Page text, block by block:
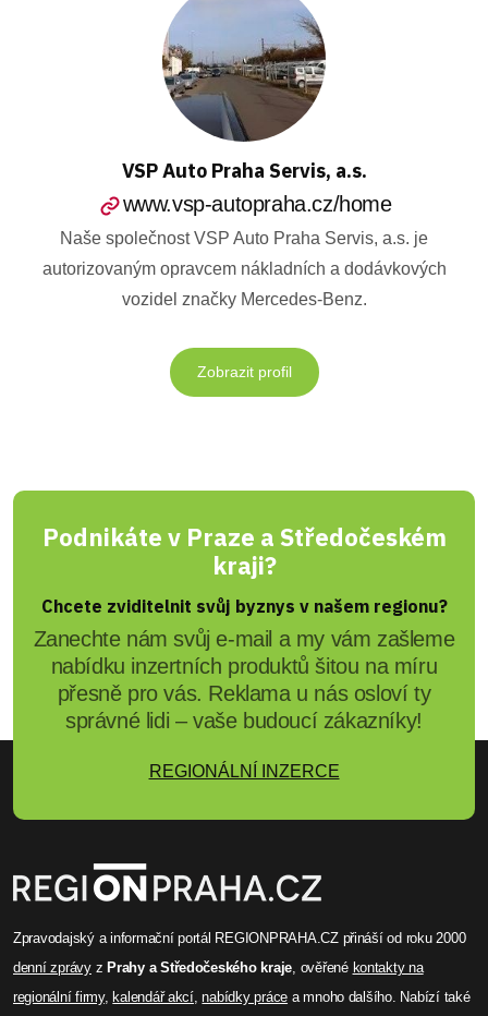
VSP Auto Praha Servis, a.s.
www.vsp-autopraha.cz/home
Naše společnost VSP Auto Praha Servis, a.s. je
autorizovaným opravcem nákladních a dodávkových
vozidel značky Mercedes-Benz.
Zobrazit profil
Podnikáte v Praze a Středočeském
kraji?
Chcete zviditelnit svůj byznys v našem regionu?
Zanechte nám svůj e-mail a my vám zašleme
nabídku inzertních produktů šitou na míru
přesně pro vás. Reklama u nás osloví ty
správné lidi – vaše budoucí zákazníky!
REGIONÁLNÍ INZERCE
Zpravodajský a informační portál REGIONPRAHA.CZ přináší od roku 2000
denní zprávyz Prahy a Středočeského kraje , ověřené kontakty na
regionální firmy, kalendář akcí,nabídky práce a mnoho dalšího. Nabízí také